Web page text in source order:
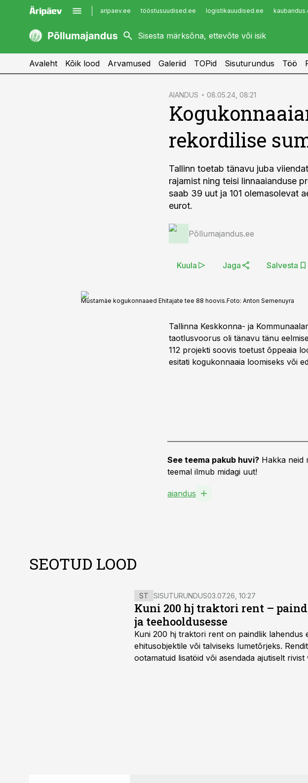
aripaev.ee tööstusuudised.ee logistikauudised.ee
kaubandus.ee
kinnisvarauudised.ee
imelineajalugu.ee
Infopank
Avaleht Kõik lood Arvamused Galeriid TOPid Sisuturundus Töö
AIANDUS 08.05.24, 08:21
rekordilise
Tallinn toetab tänavu juba
rajamist ning teisi linnaaianduse
saab 39 uut ja 101 olemasolevat
eurot.
Põllumajandus.ee
Kuula Jaga Salvesta
Mustamäe kogukonnaaed Ehitajate tee 88 hoovis.Foto: Anton Semenuyra
Tallinna Keskkonna- ja
taotlusvoorus oli tänavu tänu
112 projekti soovis toetust õppeaia
esitati kogukonnaaia loomiseks või
See teema pakub huvi? Hakka neid
teemal ilmub midagi uut!
aiandus
SEOTUD LOOD
ST SISUTURUNDUS03.07.26, 10:27
Kuni 200 hj traktori rent –
ja teehooldusesse
Kuni 200 hj traktori rent on paindlik lahendus
ehitusobjektile või talviseks lumetõrjeks.
ootamatuid lisatöid või asendada ajutiselt